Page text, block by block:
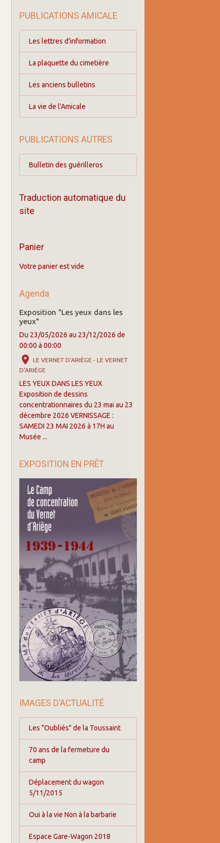
PUBLICATIONS AMICALE
Les lettres d'information
La plaquette du cimetière
Les anciens bulletins
La vie de l'Amicale
PUBLICATIONS AUTRES
Bulletin des guérilleros
Traduction automatique du
site
Panier
Votre panier est vide
Agenda
Exposition "Les yeux dans les
yeux"
Du 23/05/2026 au 23/12/2026 de
00:00 à 00:00
LE VERNET D'ARIÈGE - LE VERNET
D'ARIÈGE
LES YEUX DANS LES YEUX
Exposition de dessins
concentrationnaires du 23 mai au 23
décembre 2026 VERNISSAGE :
SAMEDI 23 MAI 2026 à 17H au
Musée ...
EXPOSITION EN PRÊT
IMAGES D’ACTUALITÉ
Les "Oubliés" de la Toussaint
70 ans de la fermeture du
camp
Déplacement du wagon
5/11/2015
Oui à la vie Non à la barbarie
Espace Gare-Wagon 2018